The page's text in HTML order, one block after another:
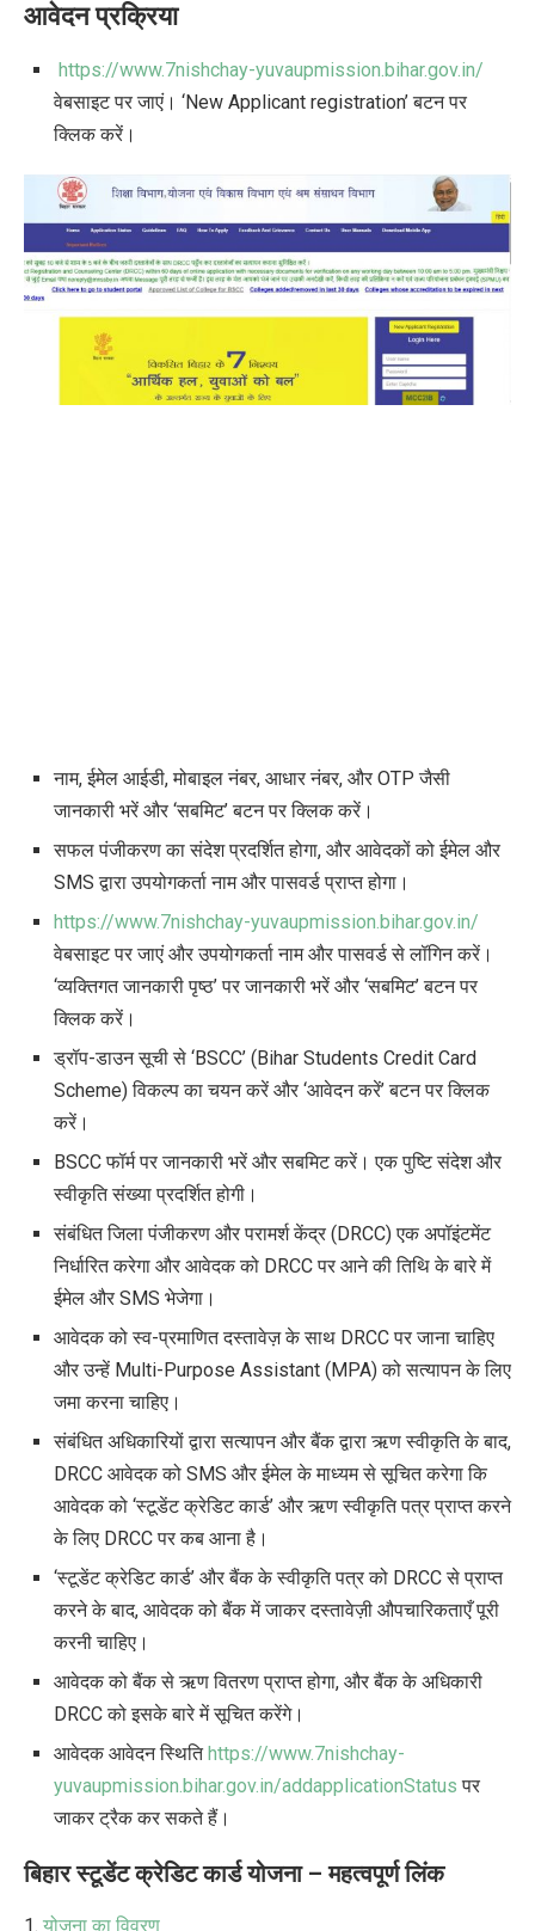
आवेदन प्रक्रिया
https://www.7nishchay-yuvaupmission.bihar.gov.in/
वेबसाइट पर जाएं। ‘New Applicant registration’ बटन पर
क्लिक करें।
नाम, ईमेल आईडी, मोबाइल नंबर, आधार नंबर, और OTP जैसी
जानकारी भरें और ‘सबमिट’ बटन पर क्लिक करें।
सफल पंजीकरण का संदेश प्रदर्शित होगा, और आवेदकों को ईमेल और
SMS द्वारा उपयोगकर्ता नाम और पासवर्ड प्राप्त होगा।
https://www.7nishchay-yuvaupmission.bihar.gov.in/
वेबसाइट पर जाएं और उपयोगकर्ता नाम और पासवर्ड से लॉगिन करें।
‘व्यक्तिगत जानकारी पृष्ठ’ पर जानकारी भरें और ‘सबमिट’ बटन पर
क्लिक करें।
ड्रॉप-डाउन सूची से ‘BSCC’ (Bihar Students Credit Card
Scheme) विकल्प का चयन करें और ‘आवेदन करें’ बटन पर क्लिक
करें।
BSCC फॉर्म पर जानकारी भरें और सबमिट करें। एक पुष्टि संदेश और
स्वीकृति संख्या प्रदर्शित होगी।
संबंधित जिला पंजीकरण और परामर्श केंद्र (DRCC) एक अपॉइंटमेंट
निर्धारितकरेगा और आवेदक को DRCC पर आने की तिथि के बारे में
ईमेल और SMS भेजेगा।
आवेदक को स्व-प्रमाणित दस्तावेज़ के साथ DRCC पर जाना चाहिए
और उन्हें Multi-Purpose Assistant (MPA) को सत्यापन के लिए
जमा करना चाहिए।
संबंधित अधिकारियों द्वारा सत्यापन और बैंक द्वारा ऋण स्वीकृति के बाद,
DRCC आवेदक को SMS और ईमेल के माध्यम से सूचित करेगा कि
आवेदक को ‘स्टूडेंट क्रेडिट कार्ड’ और ऋण स्वीकृति पत्र प्राप्त करने
के लिए DRCC पर कब आना है।
‘स्टूडेंट क्रेडिट कार्ड’ और बैंक के स्वीकृति पत्र को DRCC से प्राप्त
करने के बाद, आवेदक को बैंक में जाकर दस्तावेज़ी औपचारिकताएँ पूरी
करनी चाहिए।
आवेदक को बैंक से ऋण वितरण प्राप्त होगा, और बैंक के अधिकारी
DRCC को इसके बारे में सूचित करेंगे।
आवेदक आवेदन स्थिति https://www.7nishchay-
yuvaupmission.bihar.gov.in/addapplicationStatus पर
जाकर ट्रैक कर सकते हैं।
बिहार स्टूडेंट क्रेडिट कार्ड योजना–महत्वपूर्ण लिंक
1. योजना का विवरण